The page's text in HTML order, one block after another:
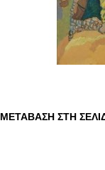
ΜΕΤΑΒΑΣΗ ΣΤΗ